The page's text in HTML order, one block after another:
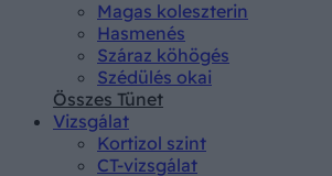
Magas koleszterin
Hasmenés
Száraz köhögés
Szédülés okai
Összes Tünet
Vizsgálat
Kortizol szint
CT-vizsgálat